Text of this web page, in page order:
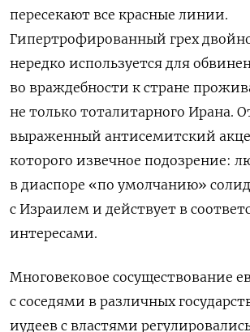
пересекают все красные линии.
Гипертрофированный грех
нередко используется для
во враждебности к стране
не только тоталитарного Ирана.
выраженный антисемитский
которого извечное подозрение:
в диаспоре «по умолчанию»
с Израилем и действует в
интересами.
Многовековое сосуществование
с соседями в различных
иудеев с властями